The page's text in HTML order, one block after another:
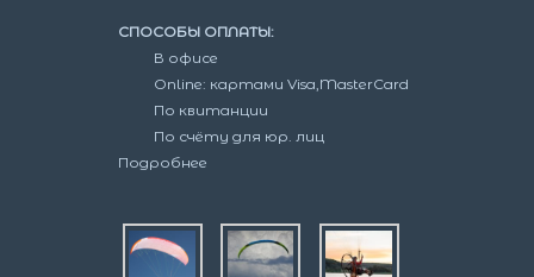
СПОСОБЫ ОПЛАТЫ:
В офисе
Online: картами Visa,MasterCard
По квитанции
По счёту для юр. лиц
Подробнее